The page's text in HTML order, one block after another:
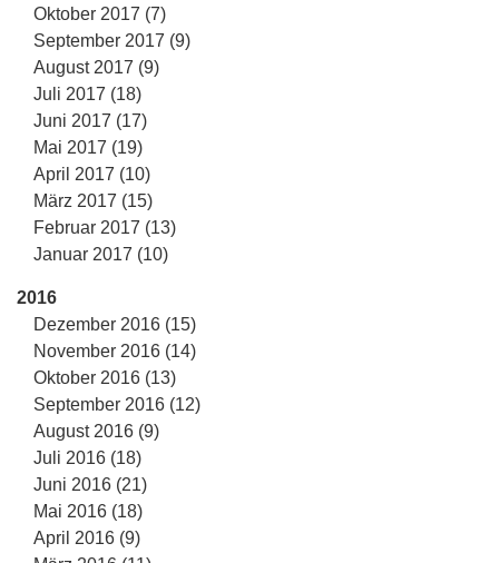
Oktober 2017 (7)
September 2017 (9)
August 2017 (9)
Juli 2017 (18)
Juni 2017 (17)
Mai 2017 (19)
April 2017 (10)
März 2017 (15)
Februar 2017 (13)
Januar 2017 (10)
2016
Dezember 2016 (15)
November 2016 (14)
Oktober 2016 (13)
September 2016 (12)
August 2016 (9)
Juli 2016 (18)
Juni 2016 (21)
Mai 2016 (18)
April 2016 (9)